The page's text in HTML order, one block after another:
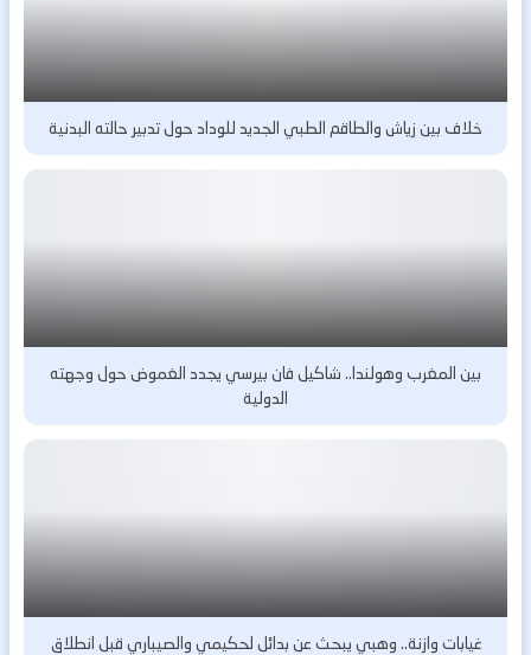
خلاف بين زياش والطاقم الطبي الجديد للوداد حول تدبير حالته البدنية
بين المغرب وهولندا.. شاكيل فان بيرسي يجدد الغموض حول وجهته
الدولية
غيابات وازنة.. وهبي يبحث عن بدائل لحكيمي والصيباري قبل انطلاق